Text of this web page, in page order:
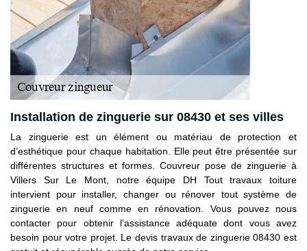
Installation de zinguerie sur 08430 et ses villes
La zinguerie est un élément ou matériau de protection et
d’esthétique pour chaque habitation. Elle peut être présentée sur
différentes structures et formes. Couvreur pose de zinguerie à
Villers Sur Le Mont, notre équipe DH Tout travaux toiture
intervient pour installer, changer ou rénover tout système de
zinguerie en neuf comme en rénovation. Vous pouvez nous
contacter pour obtenir l’assistance adéquate dont vous avez
besoin pour votre projet. Le devis travaux de zinguerie 08430 est